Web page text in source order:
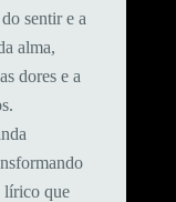
sentir e a
alma,
dores e a
lírico que